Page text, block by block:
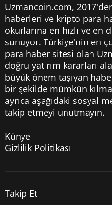
Uzmancoin.com,
haberleri ve kripto para
okurlarına en hızlı ve en
sunuyor. Türkiye'nin en
para haber sitesi olan
doğru yatırım kararları
büyük önem taşıyan
bir şekilde mümkün
ayrıca aşağıdaki sosyal
takip etmeyi unutmayın.
Künye
Gizlilik Politikası
Takip Et